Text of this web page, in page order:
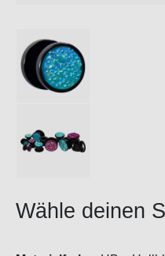
Wähle deinen